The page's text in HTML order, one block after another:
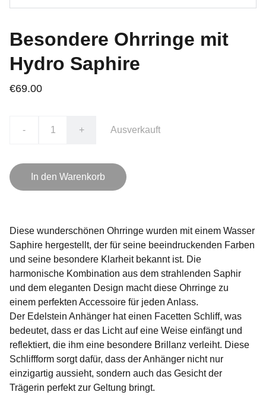
Besondere Ohrringe mit
Hydro Saphire
€69.00
- + Ausverkauft
In den Warenkorb
Diese wunderschönen Ohrringe wurden mit einem Wasser
Saphire hergestellt, der für seine beeindruckenden Farben
und seine besondere Klarheit bekannt ist. Die
harmonische Kombination aus dem strahlenden Saphir
und dem eleganten Design macht diese Ohrringe zu
einem perfekten Accessoire für jeden Anlass.
Der Edelstein Anhänger hat einen Facetten Schliff, was
bedeutet, dass er das Licht auf eine Weise einfängt und
reflektiert, die ihm eine besondere Brillanz verleiht. Diese
Schliffform sorgt dafür, dass der Anhänger nicht nur
einzigartig aussieht, sondern auch das Gesicht der
Trägerin perfekt zur Geltung bringt.